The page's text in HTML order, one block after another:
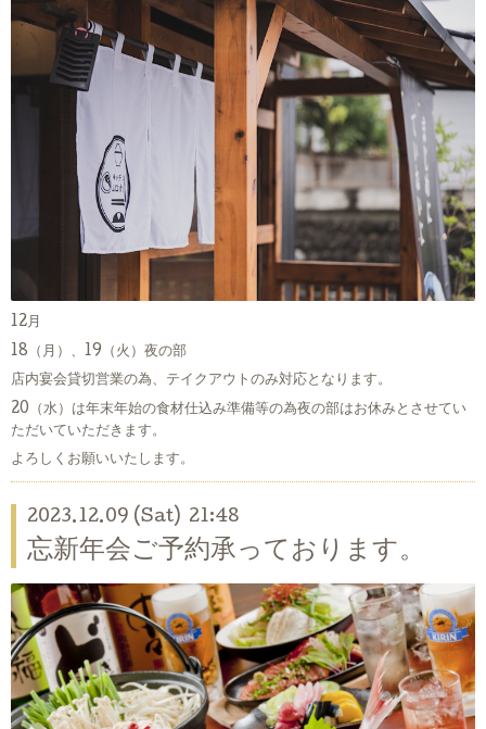
12月
18（月）、19（火）夜の部
店内宴会貸切営業の為、テイクアウトのみ対応となります。
20（水）は年末年始の食材仕込み準備等の為夜の部はお休みとさせてい
ただいていただきます。
よろしくお願いいたします。
2023.12.09 (Sat) 21:48
忘新年会ご予約承っております。